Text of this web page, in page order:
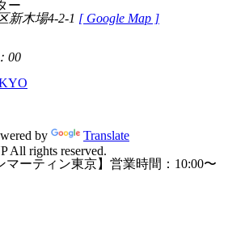
新木場4-2-1 [ Google Map ]
00
by
Translate
All rights reserved.
マーティン東京】営業時間：10:00〜